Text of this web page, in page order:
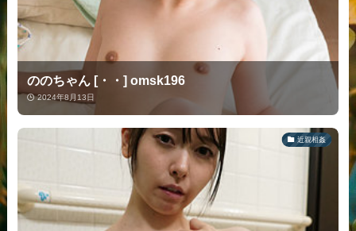
ののちゃん [・・] omsk196
2024年8月13日
近親相姦